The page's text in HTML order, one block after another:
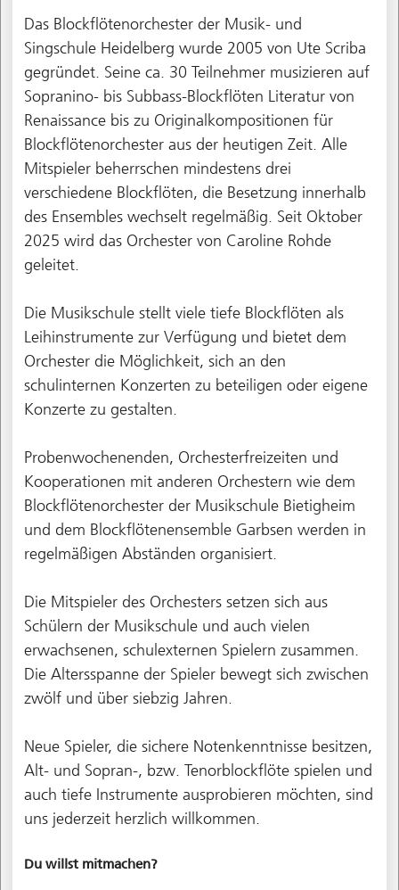
Das Blockflötenorchester der Musik- und
Singschule Heidelberg wurde 2005 von Ute Scriba
gegründet. Seine ca. 30 Teilnehmer musizieren auf
Sopranino- bis Subbass-Blockflöten Literatur von
Renaissance bis zu Originalkompositionen für
Blockflötenorchester aus der heutigen Zeit. Alle
Mitspieler beherrschen mindestens drei
verschiedene Blockflöten, die Besetzung innerhalb
des Ensembles wechselt regelmäßig. Seit Oktober
2025 wird das Orchester von Caroline Rohde
geleitet.
Die Musikschule stellt viele tiefe Blockflöten als
Leihinstrumente zur Verfügung und bietet dem
Orchester die Möglichkeit, sich an den
schulinternen Konzerten zu beteiligen oder eigene
Konzerte zu gestalten.
Probenwochenenden, Orchesterfreizeiten und
Kooperationen mit anderen Orchestern wie dem
Blockflötenorchester der Musikschule Bietigheim
und dem Blockflötenensemble Garbsen werden in
regelmäßigen Abständen organisiert.
Die Mitspieler des Orchesters setzen sich aus
Schülern der Musikschule und auch vielen
erwachsenen, schulexternen Spielern zusammen.
Die Altersspanne der Spieler bewegt sich zwischen
zwölf und über siebzig Jahren.
Neue Spieler, die sichere Notenkenntnisse besitzen,
Alt- und Sopran-, bzw. Tenorblockflöte spielen und
auch tiefe Instrumente ausprobieren möchten, sind
uns jederzeit herzlich willkommen.
Du willst mitmachen?